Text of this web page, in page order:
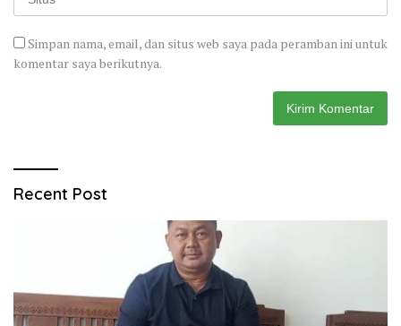
Simpan nama, email, dan situs web saya pada peramban ini untuk
komentar saya berikutnya.
Recent Post